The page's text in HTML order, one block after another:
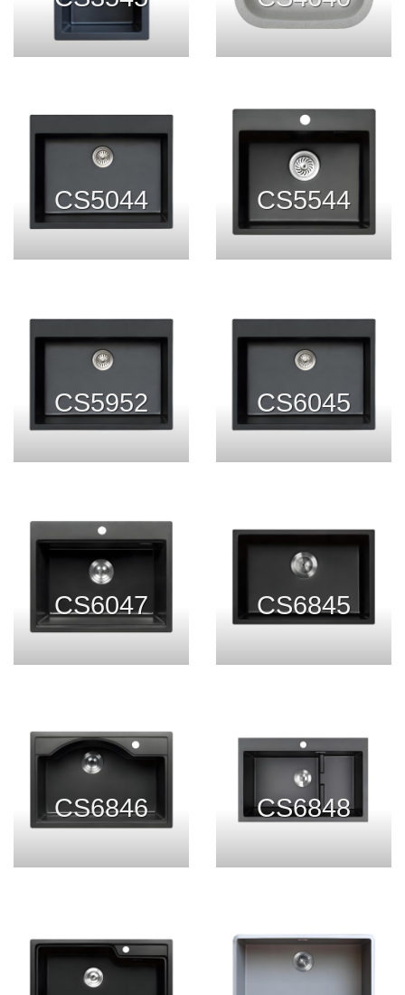
CS5044 CS5544
CS5952 CS6045
CS6047 CS6845
CS6846 CS6848